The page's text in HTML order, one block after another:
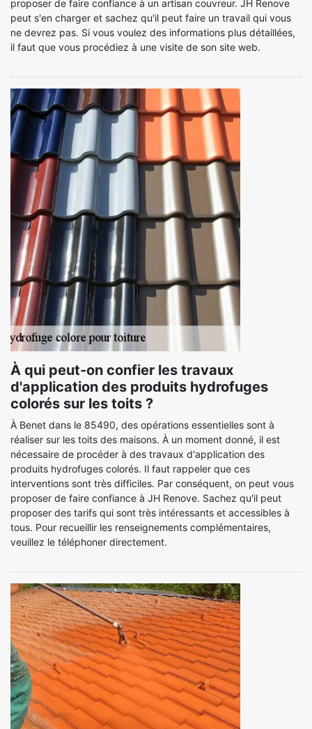
proposer de faire confiance à un artisan couvreur. JH Renove
peut s'en charger et sachez qu'il peut faire un travail qui vous
ne devrez pas. Si vous voulez des informations plus détaillées,
il faut que vous procédiez à une visite de son site web.
À qui peut-on confier les travaux
d'application des produits hydrofuges
colorés sur les toits ?
À Benet dans le 85490, des opérations essentielles sont à
réaliser sur les toits des maisons. À un moment donné, il est
nécessaire de procéder à des travaux d'application des
produits hydrofuges colorés. Il faut rappeler que ces
interventions sont très difficiles. Par conséquent, on peut vous
proposer de faire confiance à JH Renove. Sachez qu'il peut
proposer des tarifs qui sont très intéressants et accessibles à
tous. Pour recueillir les renseignements complémentaires,
veuillez le téléphoner directement.